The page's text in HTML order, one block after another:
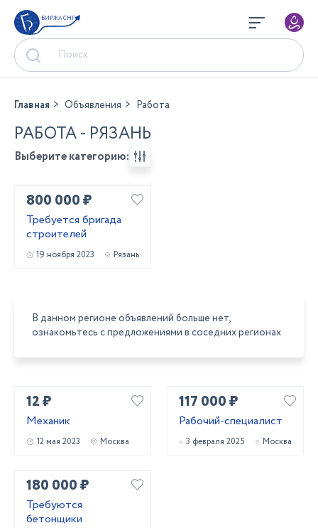
БИРЖА СНГ
Главная Объявления Работа
РАБОТА - РЯЗАНЬ
Выберите категорию:
800 000 ₽
Требуется бригада
строителей
19 ноября 2023 Рязань
В данном регионе объявлений больше нет,
ознакомьтесь с предложениями в соседних регионах
12 ₽
Механик
12 мая 2023 Москва
117 000 ₽
Рабочий-специалист
3 февраля 2025 Москва
180 000 ₽
Требуются
бетонщики